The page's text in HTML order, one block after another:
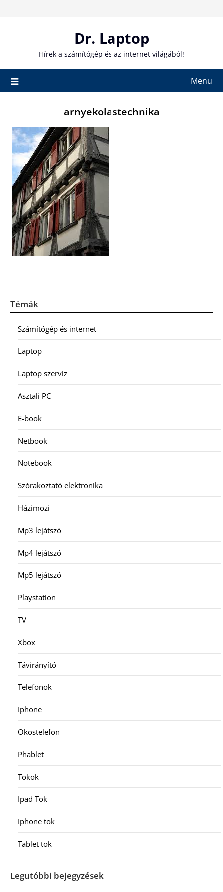
Dr. Laptop
Hírek a számítógép és az internet világából!
Menu
arnyekolastechnika
Témák
Számítógép és internet
Laptop
Laptop szerviz
Asztali PC
E-book
Netbook
Notebook
Szórakoztató elektronika
Házimozi
Mp3 lejátszó
Mp4 lejátszó
Mp5 lejátszó
Playstation
TV
Xbox
Távirányító
Telefonok
Iphone
Okostelefon
Phablet
Tokok
Ipad Tok
Iphone tok
Tablet tok
Legutóbbi bejegyzések